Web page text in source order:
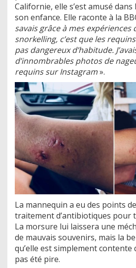
Californie, elle s’est amusé
son enfance. Elle raconte à la
savais grâce à mes expériences
snorkelling, c’est que les
pas dangereux d’habitude.
d’innombrables photos de
requins sur Instagram».
La mannequin a eu des points
traitement d’antibiotiques pour
La morsure lui laissera une
de mauvais souvenirs, mais la
qu’elle est simplement contente
pas été pire.